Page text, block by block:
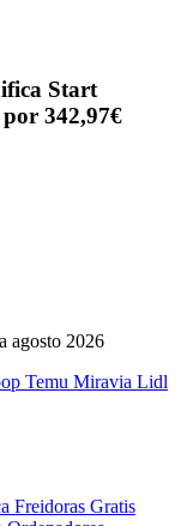
Start
342,97€
agosto 2026
Temu Miravia Lidl
Freidoras Gratis